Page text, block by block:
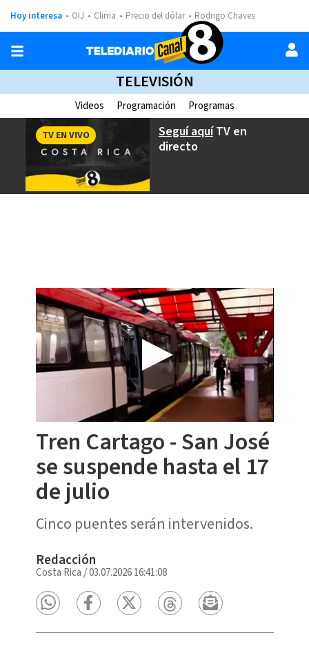
Hoy interesa OIJ Clima Precio del dólar Rodrigo Chaves
TELEVISIÓN
Videos Programación Programas
Seguí aquíTV en
directo
TV EN VIVO
Tren Cartago - San José
se suspende hasta el 17
de julio
Cinco puentes serán intervenidos.
Redacción
Costa Rica /03.07.2026 16:41:08